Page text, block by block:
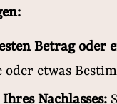
Betrag oder
oder etwas
Nachlasses: